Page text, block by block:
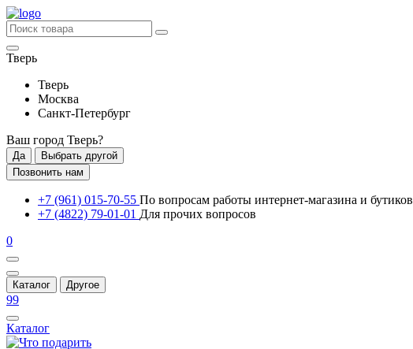
Тверь
Тверь
Москва
Санкт-Петербург
Ваш город Тверь?
Да
Выбрать другой
Позвонить нам
+7 (961) 015-70-55 По вопросам работы интернет-магазина и бутиков
+7 (4822) 79-01-01 Для прочих вопросов
0
Каталог Другое
99
Каталог